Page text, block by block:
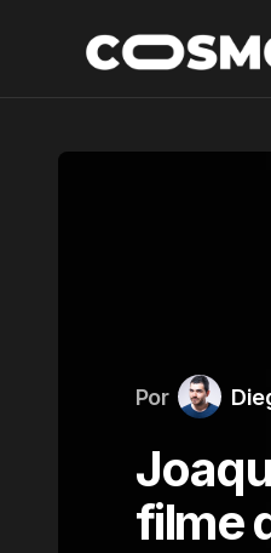
Por
filme